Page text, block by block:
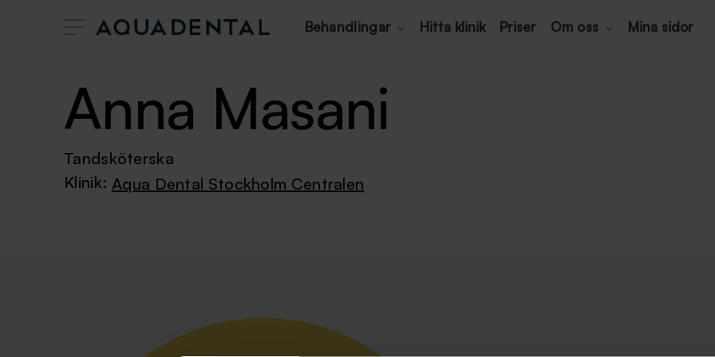
Behandlingar Hitta klinik Priser Om oss Mina sidor
Anna Masani
Tandsköterska
Klinik: Aqua Dental Stockholm Centralen